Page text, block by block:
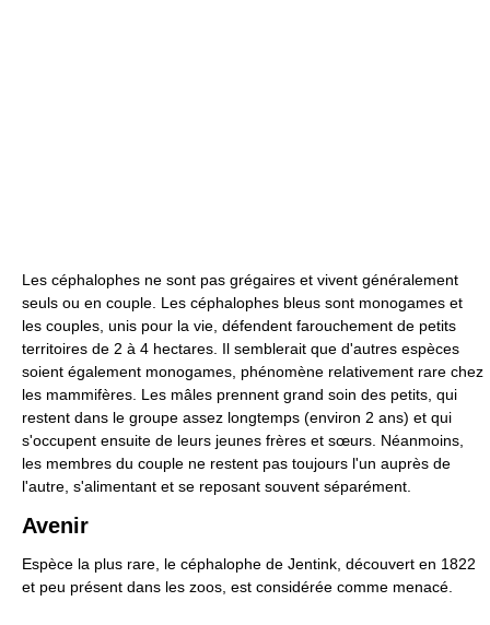
Les céphalophes ne sont pas grégaires et vivent généralement
seuls ou en couple. Les céphalophes bleus sont monogames et
les couples, unis pour la vie, défendent farouchement de petits
territoires de 2 à 4 hectares. Il semblerait que d'autres espèces
soient également monogames, phénomène relativement rare chez
les mammifères. Les mâles prennent grand soin des petits, qui
restent dans le groupe assez longtemps (environ 2 ans) et qui
s'occupent ensuite de leurs jeunes frères et sœurs. Néanmoins,
les membres du couple ne restent pas toujours l'un auprès de
l'autre, s'alimentant et se reposant souvent séparément.
Avenir
Espèce la plus rare, le céphalophe de Jentink, découvert en 1822
et peu présent dans les zoos, est considérée comme menacé.